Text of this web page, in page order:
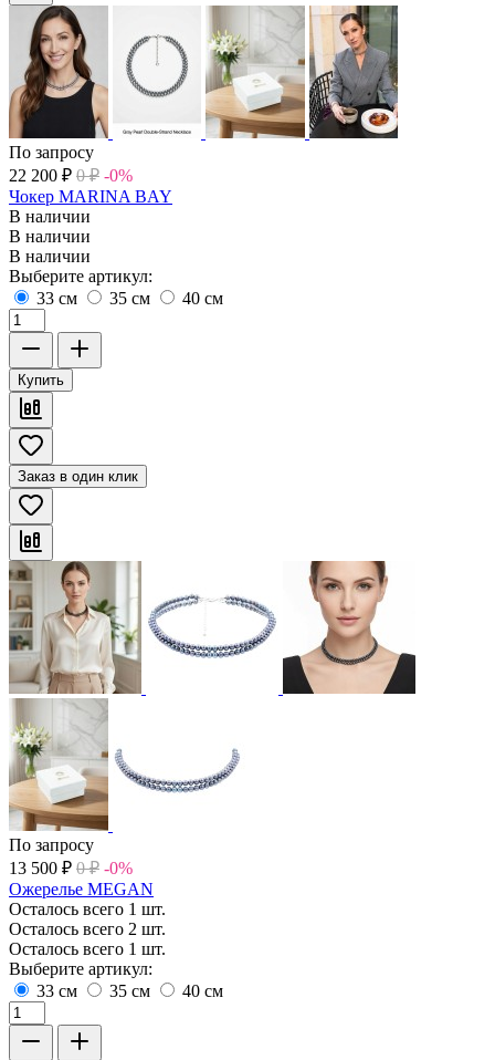
По запросу
22 200 ₽ 0 ₽ -0%
Чокер MARINA BAY
В наличии
В наличии
В наличии
Выберите артикул:
33 см
35 см 40 см
Купить
Заказ в один клик
По запросу
13 500 ₽ 0 ₽ -0%
Ожерелье MEGAN
Осталось всего 1 шт.
Осталось всего 2 шт.
Осталось всего 1 шт.
Выберите артикул:
33 см
35 см 40 см